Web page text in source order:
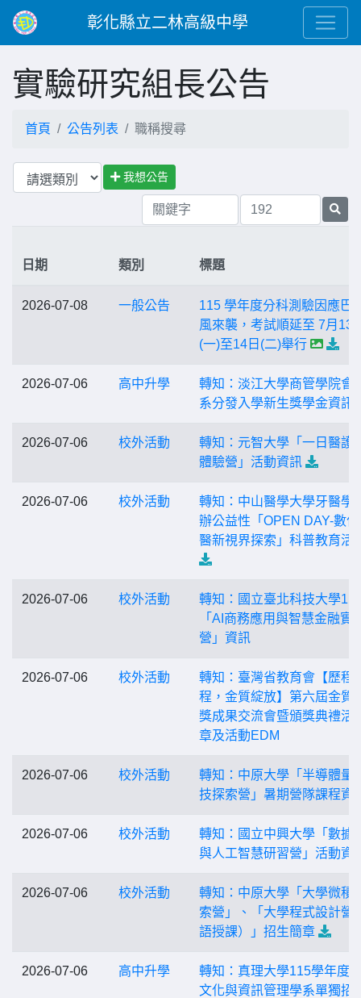
彰化縣立二林高級中學
實驗研究組長公告
首頁 公告列表 職稱搜尋
我想公告
日期 類別 標題
2026-07-08 一般公告
115 學年度分科測驗因應巴
風來襲，考試順延至 7月13
(一)至14日(二)舉行
2026-07-06 高中升學
轉知：淡江大學商管學院會
系分發入學新生獎學金資訊
2026-07-06 校外活動
轉知：元智大學「一日醫護
體驗營」活動資訊
2026-07-06 校外活動
轉知：中山醫學大學牙醫學
辦公益性「OPEN DAY-數
醫新視界探索」科普教育活
2026-07-06 校外活動
轉知：國立臺北科技大學
「AI商務應用與智慧金融實
營」資訊
2026-07-06 校外活動
轉知：臺灣省教育會【歷程
程，金質綻放】第六屆金質
獎成果交流會暨頒獎典禮活
章及活動EDM
2026-07-06 校外活動
轉知：中原大學「半導體量
技探索營」暑期營隊課程資
2026-07-06 校外活動
轉知：國立中興大學「數據
與人工智慧研習營」活動資
2026-07-06 校外活動
轉知：中原大學「大學微積
索營」、「大學程式設計營
語授課）」招生簡章
2026-07-06 高中升學
轉知：真理大學115學年度
文化與資訊管理學系單獨招